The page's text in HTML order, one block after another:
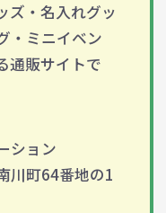
ズ・名入れグッ
・ミニイベン
通販サイトで
ション
川町64番地の1